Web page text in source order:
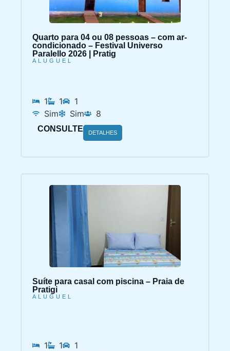
Quarto para 04 ou 08 pessoas – com ar-
condicionado – Festival Universo
Paralello 2026 | Pratig
ALUGUEL
1 1
1
Sim
Sim 8
CONSULTE DETALHES
Suíte para casal com piscina – Praia de
Pratigi
ALUGUEL
1 1
1